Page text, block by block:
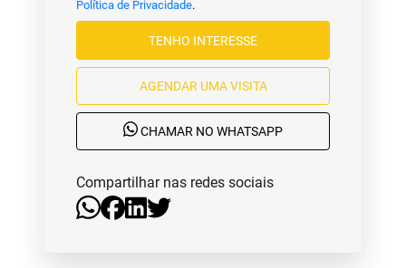
Política de Privacidade.
TENHO INTERESSE
AGENDAR UMA VISITA
CHAMAR NO WHATSAPP
Compartilhar nas redes sociais